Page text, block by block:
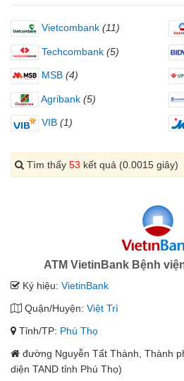
Vietcombank (11)
Techcombank (5)
MSB (4)
Agribank (5)
VIB (1)
Tìm thấy 53 kết quả (0.0015 giây)
ATM VietinBank Bệnh
Ký hiệu: VietinBank
Quận/Huyện: Việt Trì
Tỉnh/TP: Phú Thọ
đường Nguyễn Tất Thành, Thành
diện TAND tỉnh Phú Thọ)